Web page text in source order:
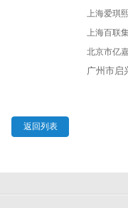
上海爱琪
上海百联
北京市亿
广州市启
返回列表